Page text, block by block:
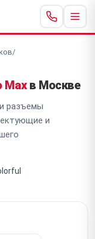
/
Maxв Москве
разъемы
и